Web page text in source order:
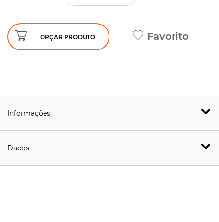
ORÇAR PRODUTO Favorito
Informações
Dados